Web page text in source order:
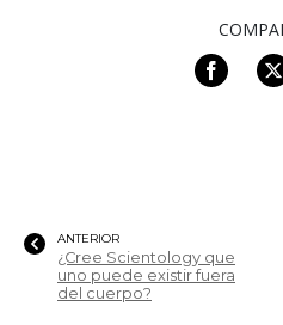
ANTERIOR
¿Cree Scientology que
uno puede existir fuera
del cuerpo?